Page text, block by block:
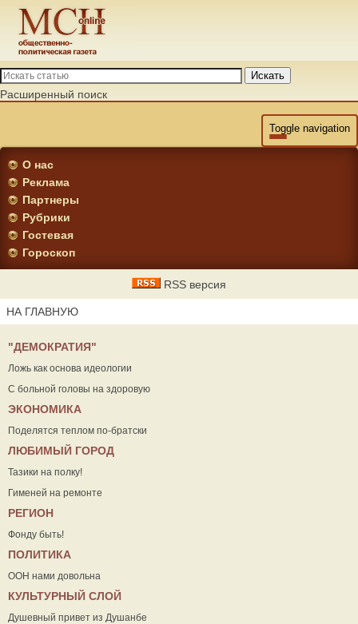
Искать
Расширенный поиск
Toggle navigation
О нас
Реклама
Партнеры
Рубрики
Гостевая
Гороскоп
RSS версия
НА ГЛАВНУЮ
"ДЕМОКРАТИЯ"
Ложь как основа идеологии
С больной головы на здоровую
ЭКОНОМИКА
Поделятся теплом по-братски
ЛЮБИМЫЙ ГОРОД
Тазики на полку!
Гименей на ремонте
РЕГИОН
Фонду быть!
ПОЛИТИКА
ООН нами довольна
КУЛЬТУРНЫЙ СЛОЙ
Душевный привет из Душанбе